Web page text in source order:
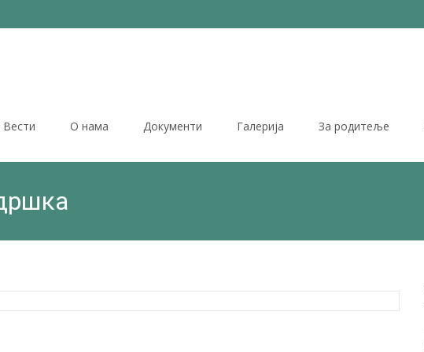
Вести О нама Документи Галерија За родитеље